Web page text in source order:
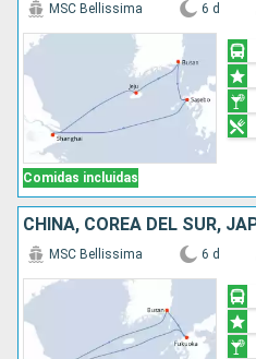
Comidas incluidas
MSC Bellissima 6 d
CHINA, COREA DEL SUR,
MSC Bellissima 6 d